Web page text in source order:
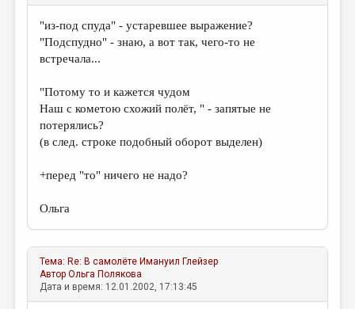
ЛИТСАЛОН
НОВОСТИ
ОТДЕЛЫ И РУБРИКИ
ИЗБРАННОЕ
ПЕРЕВОДЫ
КОНКУРСЫ
ДЕТСКАЯ КОМНАТА
КНИЖНАЯ ПОЛКА
"из-под спуда" - устаревшее выражение?
"Подспудно" - знаю, а вот так, чего-то не
встречала...
"Потому то и кажется чудом
Наш с кометою схожий полёт, " - запятые не
потерялись?
(в след. строке подобный оборот выделен)
+перед "то" ничего не надо?
Ольга
Тема: Re: В самолёте Имануил Глейзер
АвторОльга Полякова
Дата и время: 12.01.2002, 17:13:45